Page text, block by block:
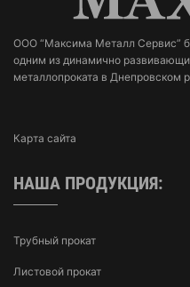
ООО “Максима Металл Сервис”
одним из динамично
металлопроката в Днепровском
Карта сайта
НАША ПРОДУКЦИЯ:
Трубный прокат
Листовой прокат